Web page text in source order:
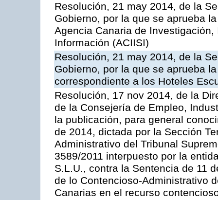
Resolución, 21 may 2014, de la
Gobierno, por la que se aprueba
Agencia Canaria de
Información (ACIISI)
Resolución, 21 may 2014, de la
Gobierno, por la que se aprueba
correspondiente a los Hoteles
Resolución, 17 nov 2014, de la
de la Consejería de Empleo,
la publicación, para general
de 2014, dictada por la Sección
Administrativo del Tribunal
3589/2011 interpuesto por la
S.L.U., contra la Sentencia de 11
de lo Contencioso-Administrativo
Canarias en el recurso